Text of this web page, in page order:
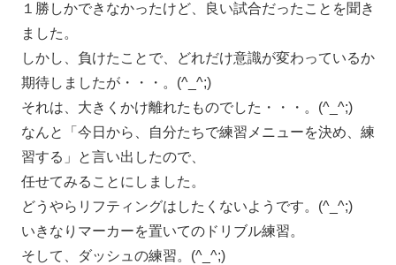
１勝しかできなかったけど、良い試合だったことを聞き
ました。
しかし、負けたことで、どれだけ意識が変わっているか
期待しましたが・・・。(^_^;)
それは、大きくかけ離れたものでした・・・。(^_^;)
なんと「今日から、自分たちで練習メニューを決め、練
習する」と言い出したので、
任せてみることにしました。
どうやらリフティングはしたくないようです。(^_^;)
いきなりマーカーを置いてのドリブル練習。
そして、ダッシュの練習。(^_^;)